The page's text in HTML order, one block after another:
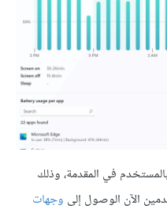
في المقدمة، وذلك
الآن الوصول إلى وجهات